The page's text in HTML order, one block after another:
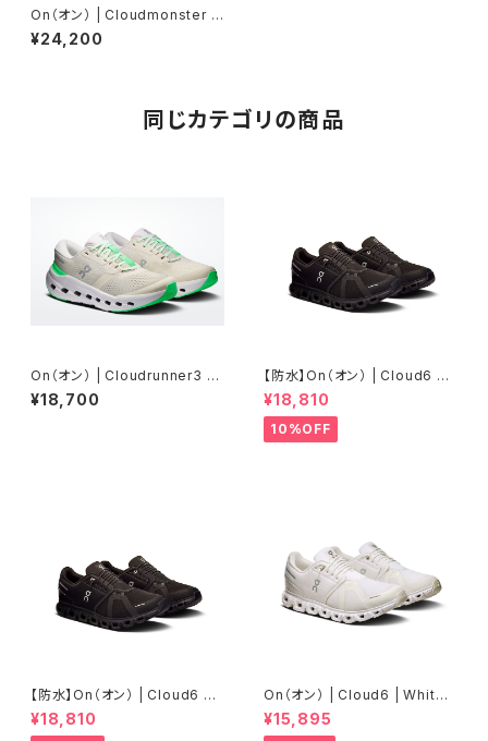
On（オン） | Cloudmonster 3
| Sakura | Ivory | Women
¥24,200
同じカテゴリの商品
On（オン） | Cloudrunner3 |
Ghost/Verdite | Women
¥18,700
【防水】On（オン） | Cloud6 W
P | Black/Black | Ｗomen
¥18,810
10%OFF
【防水】On（オン） | Cloud6 W
P | Black/Black | Men
¥18,810
On（オン） | Cloud6 | White/
White | Men
¥15,895